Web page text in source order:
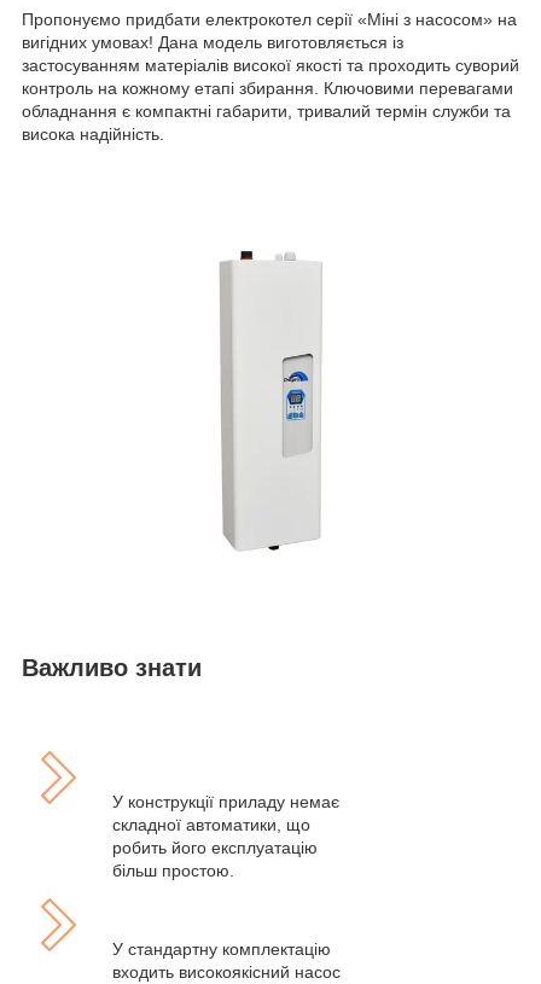
Пропонуємо придбати електрокотел серії «Міні з насосом» на
вигідних умовах! Дана модель виготовляється із
застосуванням матеріалів високої якості та проходить суворий
контроль на кожному етапі збирання. Ключовими перевагами
обладнання є компактні габарити, тривалий термін служби та
висока надійність.
Важливо знати
У конструкції приладу немає
складної автоматики, що
робить його експлуатацію
більш простою.
У стандартну комплектацію
входить високоякісний насос